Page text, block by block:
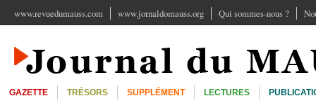
www.revuedumauss.com www.jornaldomauss.org Qui sommes-nous ?
GAZETTE TRÉSORS SUPPLÉMENT LECTURES